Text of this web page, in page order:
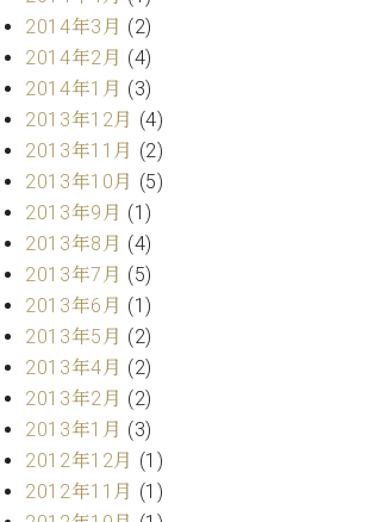
わ
せ
ー
テ
ィ
ス
ト
カ
ス
タ
マ
ー
サ
ー
ス
2014年3月 (2)
2014年2月 (4)
2014年1月 (3)
2013年12月 (4)
2013年11月 (2)
2013年10月 (5)
2013年9月 (1)
2013年8月 (4)
2013年7月 (5)
2013年6月 (1)
2013年5月 (2)
2013年4月 (2)
2013年2月 (2)
2013年1月 (3)
2012年12月 (1)
2012年11月 (1)